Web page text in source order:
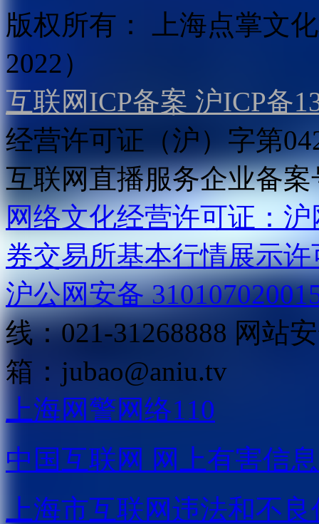
版权所有：
上海点掌文
2022）
互联网ICP备案 沪ICP备
经营许可证（沪）字第
互联网直播服务企业备案
网络文化经营许可证：沪
券交易所基本行情展示许
沪公网安备
线：021-31268888 网站
箱： jubao@aniu.tv
上海网警网络110
中国互联网 网上有害信
上海市互联网违法和不